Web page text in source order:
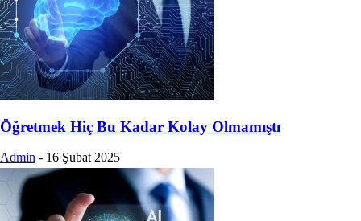
Öğretmek Hiç Bu Kadar Kolay Olmamıştı
Admin - 16 Şubat 2025